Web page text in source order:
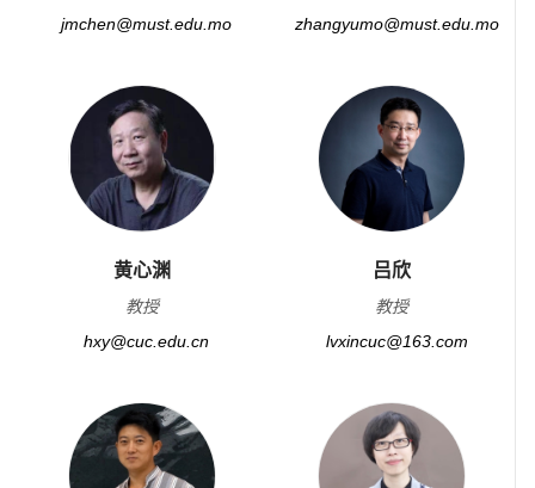
jmchen@must.edu.mo
zhangyumo@must.edu.mo
黄心渊
教授
hxy@cuc.edu.cn
吕欣
教授
lvxincuc@163.com